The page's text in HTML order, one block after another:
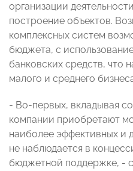
организации
построение объектов.
комплексных систем
бюджета, с
банковских средств, что
малого и среднего
- Во-первых, вкладывая
компании приобретают
наиболее эффективных и
не наблюдается в
бюджетной поддержке, -